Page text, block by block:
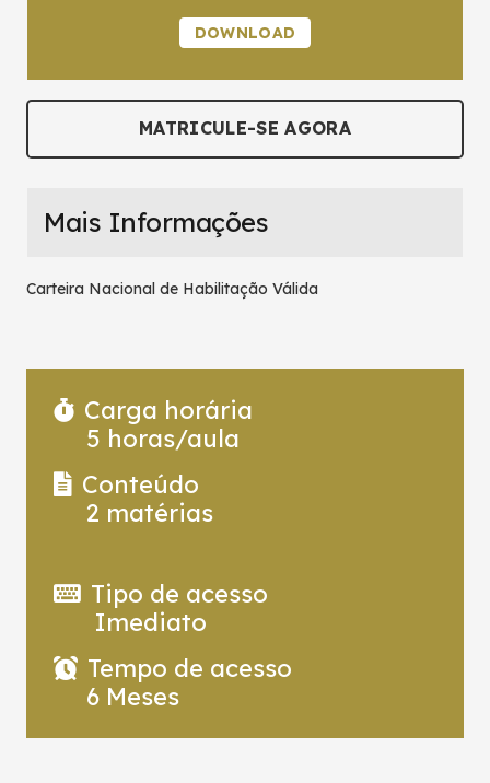
DOWNLOAD
MATRICULE-SE AGORA
Mais Informações
Carteira Nacional de Habilitação Válida
Carga horária
5 horas/aula
Conteúdo
2 matérias
Tipo de acesso
Imediato
Tempo de acesso
6 Meses